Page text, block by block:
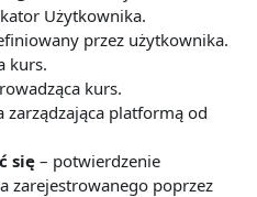
Użytkownika.
przez użytkownika.
kurs.
kurs.
zarządzająca platformą od
się – potwierdzenie
zarejestrowanego poprzez